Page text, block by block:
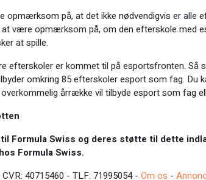
opmærksom på, at det ikke nødvendigvis er alle
være opmærksom på, om den efterskole med
at spille.
efterskoler er kommet til på esportsfronten. Så
omkring 85 efterskoler esport som fag. Du
årrække vil tilbyde esport som fag
til Formula Swiss og deres støtte til dette
Formula Swiss.
CVR: 40715460 - TLF: 71995054 - Om os -